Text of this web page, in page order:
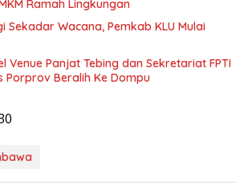
Ramah Lingkungan
Sekadar Wacana, Pemkab KLU Mulai
Venue Panjat Tebing dan Sekretariat FPTI
Porprov Beralih Ke Dompu